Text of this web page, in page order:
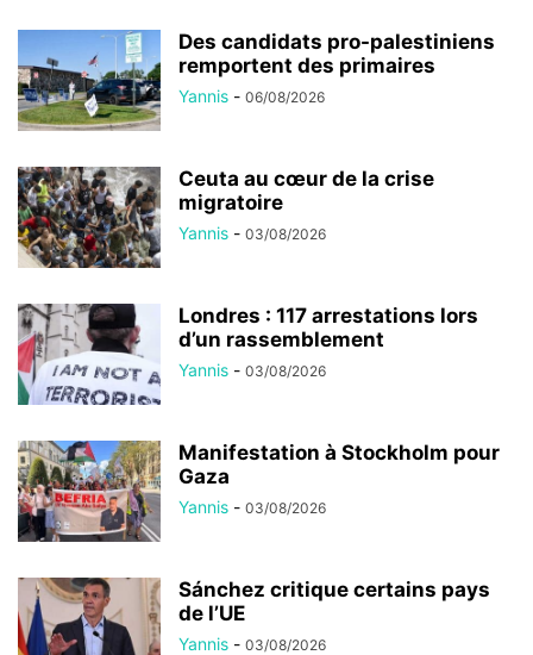
Des candidats pro-palestiniens
remportent des primaires
Yannis - 06/08/2026
Ceuta au cœur de la crise
migratoire
Yannis - 03/08/2026
Londres : 117 arrestations lors
d’un rassemblement
Yannis - 03/08/2026
Manifestation à Stockholm pour
Gaza
Yannis - 03/08/2026
Sánchez critique certains pays
de l’UE
Yannis - 03/08/2026